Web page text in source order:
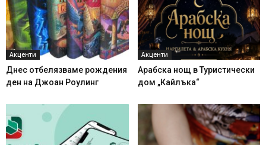
Акценти
Днес отбелязваме рождения
ден на Джоан Роулинг
Акценти
Арабска нощ в Туристически
дом „Кайлъка“